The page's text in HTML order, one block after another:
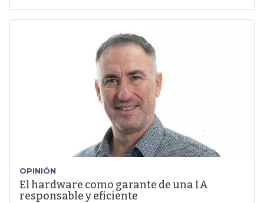
OPINIÓN
El hardware como garante de una IA
responsable y eficiente